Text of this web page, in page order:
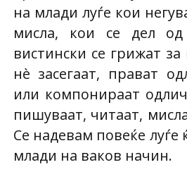
на млади луѓе кои
мисла, кои се дел
вистински се грижат
нè засегаат, прават
или компонираат
пишуваат, читаат,
Се надевам повеќе луѓе
млади на ваков начин.